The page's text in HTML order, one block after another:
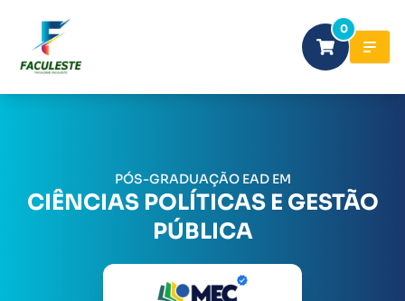
0
PÓS-GRADUAÇÃO EAD EM
CIÊNCIAS POLÍTICAS E GESTÃO
PÚBLICA